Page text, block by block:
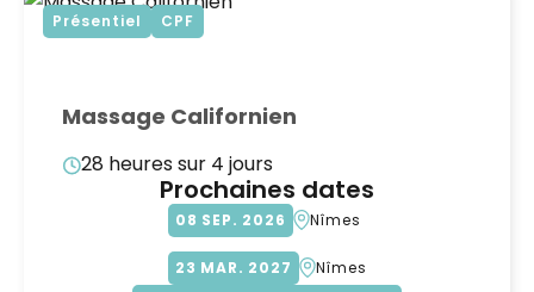
Présentiel CPF
Massage Californien
28 heures sur 4 jours
Prochaines dates
08 SEP 2026 Nîmes
23 MAR 2027 Nîmes